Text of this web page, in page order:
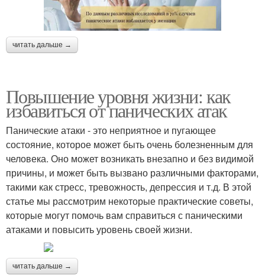
читать дальше →
Повышение уровня жизни: как
избавиться от панических атак
Панические атаки - это неприятное и пугающее
состояние, которое может быть очень болезненным для
человека. Оно может возникать внезапно и без видимой
причины, и может быть вызвано различными факторами,
такими как стресс, тревожность, депрессия и т.д. В этой
статье мы рассмотрим некоторые практические советы,
которые могут помочь вам справиться с паническими
атаками и повысить уровень своей жизни.
читать дальше →